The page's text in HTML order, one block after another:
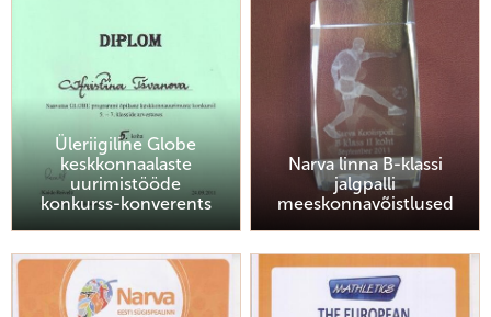
Üleriigiline Globe
keskkonnaalaste
uurimistööde
konkurss-konverents
Narva linna B-klassi
jalgpalli
meeskonnavõistlused